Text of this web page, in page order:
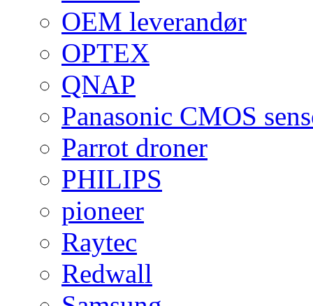
OEM leverandør
OPTEX
QNAP
Panasonic CMOS
Parrot droner
PHILIPS
pioneer
Raytec
Redwall